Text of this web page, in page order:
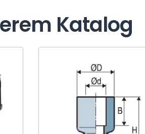
Katalog